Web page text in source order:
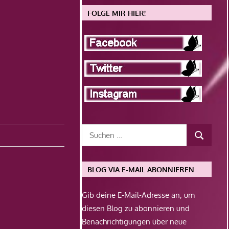
FOLGE MIR HIER!
BLOG VIA E-MAIL ABONNIEREN
Gib deine E-Mail-Adresse an, um
diesen Blog zu abonnieren und
Benachrichtigungen über neue